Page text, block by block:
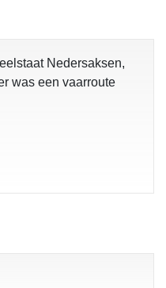
Nedersaksen,
was een vaarroute